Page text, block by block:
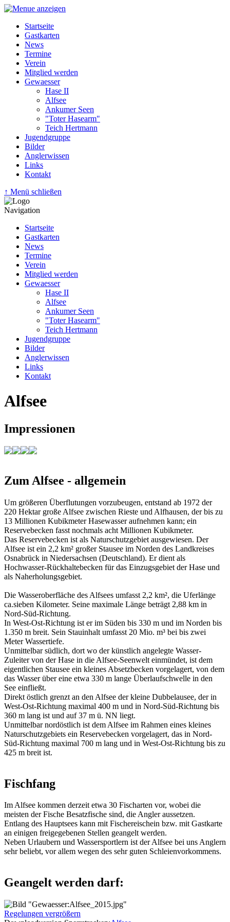
Startseite
Gastkarten
News
Termine
Verein
Mitglied werden
Gewaesser
Hase II
Alfsee
Ankumer Seen
"Toter Hasearm"
Teich Hertmann
Jugendgruppe
Bilder
Anglerwissen
Links
Kontakt
↑ Menü schließen
Navigation
Startseite
Gastkarten
News
Termine
Verein
Mitglied werden
Gewaesser
Hase II
Alfsee
Ankumer Seen
"Toter Hasearm"
Teich Hertmann
Jugendgruppe
Bilder
Anglerwissen
Links
Kontakt
Alfsee
Impressionen
Zum Alfsee - allgemein
Um größeren Überflutungen vorzubeugen, entstand ab 1972 der
220 Hektar große Alfsee zwischen Rieste und Alfhausen, der bis zu
13 Millionen Kubikmeter Hasewasser aufnehmen kann; ein
Reservebecken fasst nochmals acht Millionen Kubikmeter.
Das Reservebecken ist als Naturschutzgebiet ausgewiesen. Der
Alfsee ist ein 2,2 km² großer Stausee im Norden des Landkreises
Osnabrück in Niedersachsen (Deutschland). Er dient als
Hochwasser-Rückhaltebecken für das Einzugsgebiet der Hase und
als Naherholungsgebiet.
Die Wasseroberfläche des Alfsees umfasst 2,2 km², die Uferlänge
ca.sieben Kilometer. Seine maximale Länge beträgt 2,88 km in
Nord-Süd-Richtung.
In West-Ost-Richtung ist er im Süden bis 330 m und im Norden bis
1.350 m breit. Sein Stauinhalt umfasst 20 Mio. m³ bei bis zwei
Meter Wassertiefe.
Unmittelbar südlich, dort wo der künstlich angelegte Wasser-
Zuleiter von der Hase in die Alfsee-Seenwelt einmündet, ist dem
eigentlichen Stausee ein kleines Absetzbecken vorgelagert, von dem
das Wasser über eine etwa 330 m lange Überlaufschwelle in den
See einfließt.
Direkt östlich grenzt an den Alfsee der kleine Dubbelausee, der in
West-Ost-Richtung maximal 400 m und in Nord-Süd-Richtung bis
360 m lang ist und auf 37 m ü. NN liegt.
Unmittelbar nordöstlich ist dem Alfsee im Rahmen eines kleines
Naturschutzgebiets ein Reservebecken vorgelagert, das in Nord-
Süd-Richtung maximal 700 m lang und in West-Ost-Richtung bis zu
425 m breit ist.
Fischfang
Im Alfsee kommen derzeit etwa 30 Fischarten vor, wobei die
meisten der Fische Besatzfische sind, die Angler aussetzen.
Entlang des Hauptsees kann mit Fischereischein bzw. mit Gastkarte
an einigen freigegebenen Stellen geangelt werden.
Neben Urlaubern und Wassersportlern ist der Alfsee bei uns Anglern
sehr beliebt, vor allem wegen des sehr guten Schleienvorkommens.
Geangelt werden darf:
Regelungen vergrößern